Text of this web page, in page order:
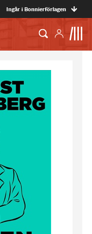
Ingår i Bonnierförlagen